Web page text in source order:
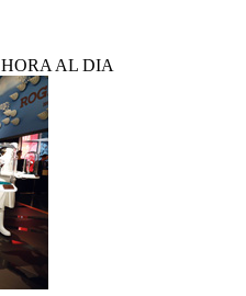
HORA AL DIA